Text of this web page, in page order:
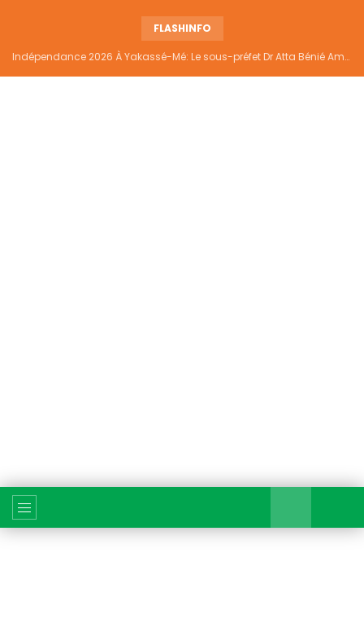
FLASHINFO
Indépendance 2026 À Yakassé-Mé: Le sous-préfet Dr Atta Bénié Amédé appelle à l’unité, à la sécurité et au développement